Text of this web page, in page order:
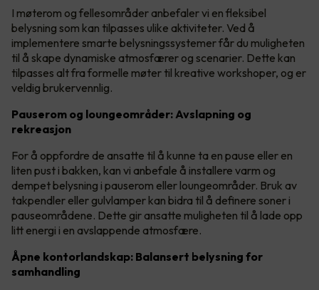
I møterom og fellesområder anbefaler vi en fleksibel
belysning som kan tilpasses ulike aktiviteter. Ved å
implementere smarte belysningssystemer får du muligheten
til å skape dynamiske atmosfærer og scenarier. Dette kan
tilpasses alt fra formelle møter til kreative workshoper, og er
veldig brukervennlig.
Pauserom og loungeområder: Avslapning og
rekreasjon
For å oppfordre de ansatte til å kunne ta en pause eller en
liten pust i bakken, kan vi anbefale å installere varm og
dempet belysning i pauserom eller loungeområder. Bruk av
takpendler eller gulvlamper kan bidra til å definere soner i
pauseområdene. Dette gir ansatte muligheten til å lade opp
litt energi i en avslappende atmosfære.
Åpne kontorlandskap: Balansert belysning for
samhandling